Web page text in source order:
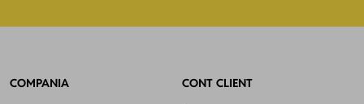
COMPANIA CONT CLIENT